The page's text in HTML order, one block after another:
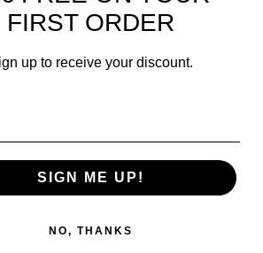
16 GB de RAM
€ 488,88 €
FIRST ORDER
up to receive your discount.
SIGN ME UP!
NO, THANKS